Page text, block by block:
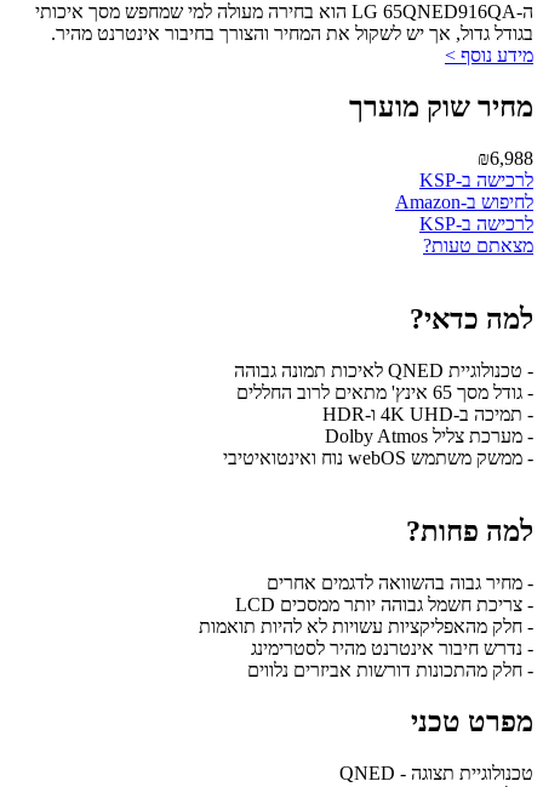
ה-LG 65QNED916QA הוא בחירה מעולה למי שמחפש מסך איכותי
בגודל גדול, אך יש לשקול את המחיר והצורך בחיבור אינטרנט מהיר.
מידע נוסף >
מחיר שוק מוערך
₪6,988
לרכישה ב-KSP
לחיפוש ב-Amazon
לרכישה ב-KSP
מצאתם טעות?
למה כדאי?
- טכנולוגיית QNED לאיכות תמונה גבוהה
- גודל מסך 65 אינץ' מתאים לרוב החללים
- תמיכה ב-4K UHD ו-HDR
- מערכת צליל Dolby Atmos
- ממשק משתמש webOS נוח ואינטואיטיבי
למה פחות?
- מחיר גבוה בהשוואה לדגמים אחרים
- צריכת חשמל גבוהה יותר ממסכים LCD
- חלק מהאפליקציות עשויות לא להיות תואמות
- נדרש חיבור אינטרנט מהיר לסטרימינג
- חלק מהתכונות דורשות אביזרים נלווים
מפרט טכני
טכנולוגיית תצוגה - QNED